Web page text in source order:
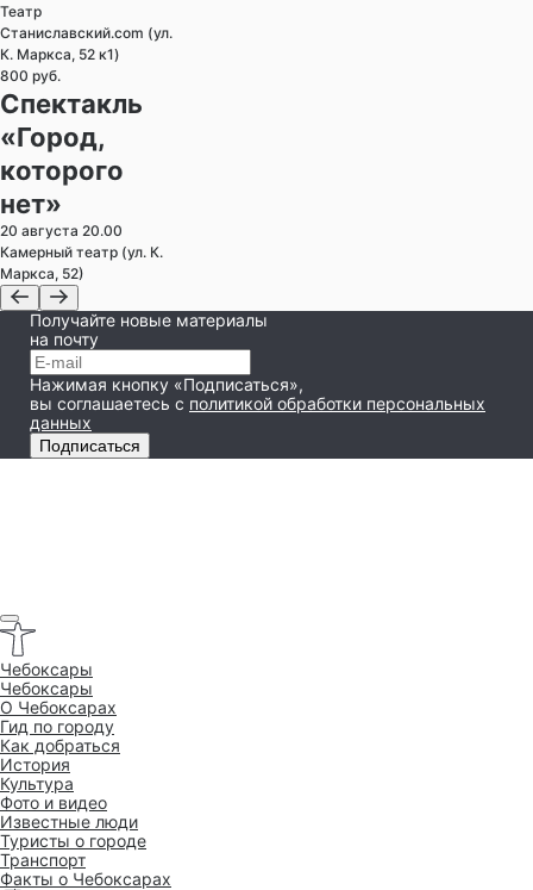
Театр
Станиславский.com (ул.
К. Маркса, 52 к1)
800 руб.
Спектакль
«Город,
которого
нет»
20 августа 20.00
Камерный театр (ул. К.
Маркса, 52)
Получайте новые материалы
на почту
Нажимая кнопку «Подписаться»,
вы соглашаетесь с политикой обработки персональных
данных
Подписаться
Чебоксары
Чебоксары
O Чебоксарах
Гид по городу
Как добраться
История
Культура
Фото и видео
Известные люди
Туристы о городе
Транспорт
Факты о Чебоксарах